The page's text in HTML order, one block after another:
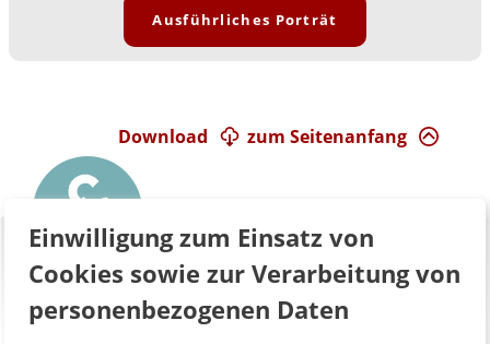
Ausführliches Porträt
zum Seitenanfang
Download
Einwilligung zum Einsatz von
Cookies sowie zur Verarbeitung von
personenbezogenen Daten